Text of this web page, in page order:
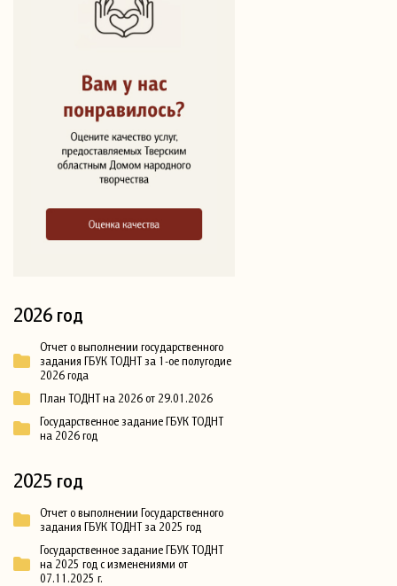
2026 год
Отчет о выполнении государственного
задания ГБУК ТОДНТ за 1-ое полугодие
2026 года
План ТОДНТ на 2026 от 29.01.2026
Государственное задание ГБУК ТОДНТ
на 2026 год
2025 год
Отчет о выполнении Государственного
задания ГБУК ТОДНТ за 2025 год
Государственное задание ГБУК ТОДНТ
на 2025 год с изменениями от
07.11.2025 г.